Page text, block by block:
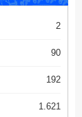
2
90
192
1.621